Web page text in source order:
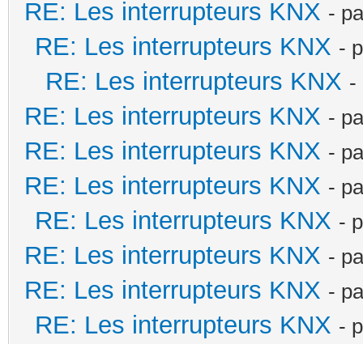
RE: Les interrupteurs KNX -
RE: Les interrupteurs KNX -
RE: Les interrupteurs KNX -
RE: Les interrupteurs KNX -
RE: Les interrupteurs KNX -
RE: Les interrupteurs KNX -
RE: Les interrupteurs KNX -
RE: Les interrupteurs KNX -
RE: Les interrupteurs KNX -
RE: Les interrupteurs KNX -